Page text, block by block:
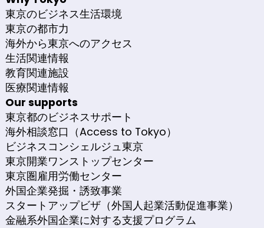
東京のビジネス生活環境
東京の都市力
海外から東京へのアクセス
生活関連情報
教育関連施設
医療関連情報
Our supports
東京都のビジネスサポート
海外相談窓口（Access to Tokyo）
ビジネスコンシェルジュ東京
東京開業ワンストップセンター
東京圏雇用労働センター
外国企業発掘・誘致事業
スタートアップビザ（外国人起業活動促進事業）
金融系外国企業に対する支援プログラム